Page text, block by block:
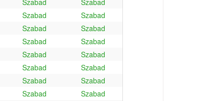
Szabad
Szabad
Szabad
Szabad
Szabad
Szabad
Szabad
Szabad
Szabad
Szabad
Szabad
Szabad
Szabad
Szabad
Szabad
Szabad